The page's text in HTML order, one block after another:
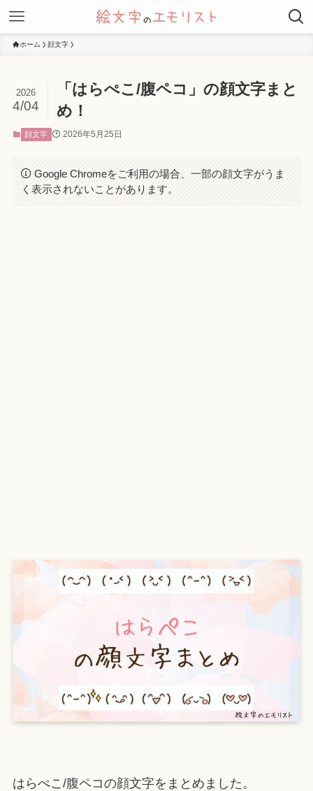
ホーム 顔文字
「はらぺこ/腹ペコ」の顔文字まと
め！
2026
4/04
顔文字 2026年5月25日
Google Chromeをご利用の場合、一部の顔文字がうま
く表示されないことがあります。
はらぺこ/腹ペコの顔文字をまとめました。